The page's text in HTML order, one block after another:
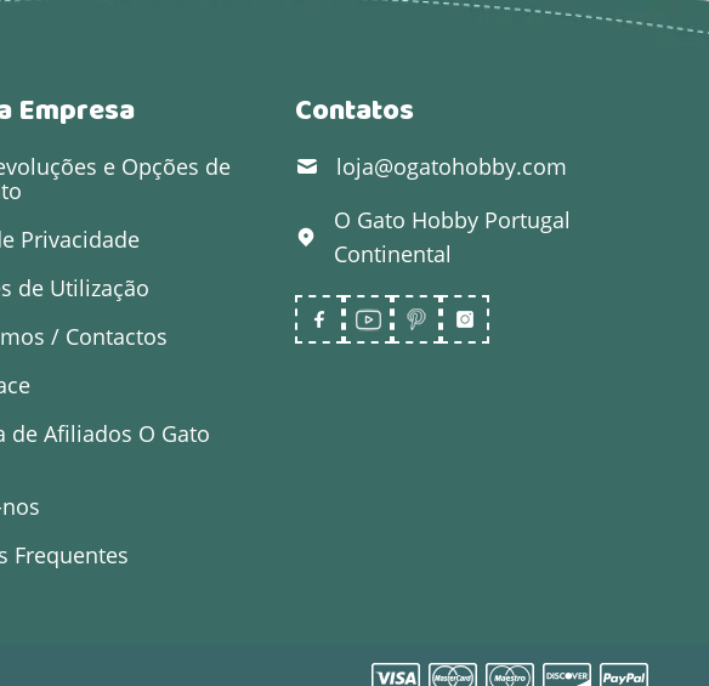
Empresa
e Opções de
Privacidade
de Utilização
/ Contactos
de Afiliados O Gato
Frequentes
Contatos
loja@ogatohobby.com
O Gato Hobby Portugal
Continental